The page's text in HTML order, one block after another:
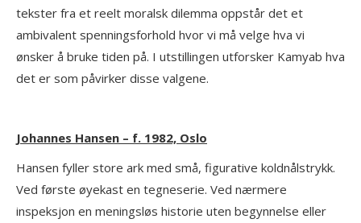
tekster fra et reelt moralsk dilemma oppstår det et
ambivalent spenningsforhold hvor vi må velge hva vi
ønsker å bruke tiden på. I utstillingen utforsker Kamyab hva
det er som påvirker disse valgene.
Johannes Hansen – f. 1982, Oslo
Hansen fyller store ark med små, figurative koldnålstrykk.
Ved første øyekast en tegneserie. Ved nærmere
inspeksjon en meningsløs historie uten begynnelse eller